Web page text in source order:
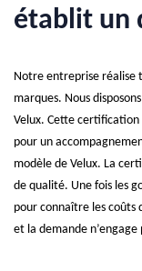
établit un
Notre entreprise réalise
marques. Nous
Velux. Cette certification
pour un
modèle de Velux. La
de qualité. Une fois les
pour connaître les coûts
et la demande n’engage